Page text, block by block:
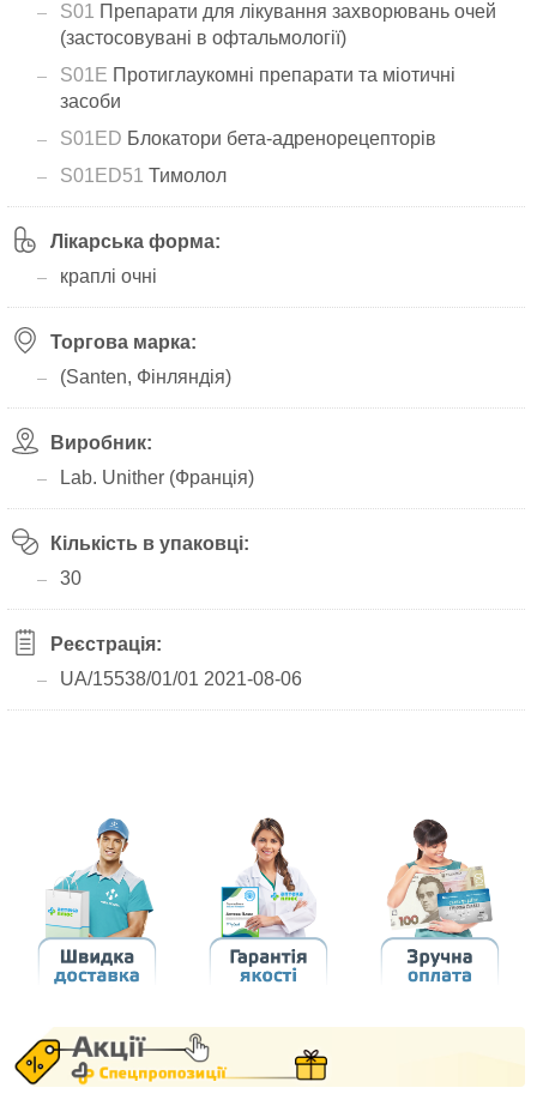
S01
Препарати для лікування захворювань очей
(застосовувані в офтальмології)
S01E Протиглаукомні препарати та міотичні
засоби
S01ED Блокатори бета-адренорецепторів
S01ED51 Тимолол
Лікарська форма:
краплі очні
Торгова марка:
(Santen, Фінляндія)
Виробник:
Lab. Unither (Франція)
Кількість в упаковці:
30
Реєстрація:
UA/15538/01/01 2021-08-06